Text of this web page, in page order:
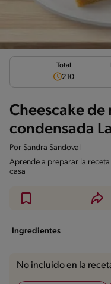
Total
210
Cheescake
condensada
Por Sandra Sandoval
Aprende a preparar la
casa
Ingredientes
No incluido en la